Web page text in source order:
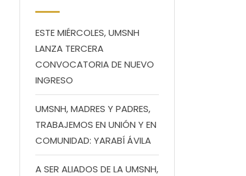
ESTE MIÉRCOLES, UMSNH
LANZA TERCERA
CONVOCATORIA DE NUEVO
INGRESO
UMSNH, MADRES Y PADRES,
TRABAJEMOS EN UNIÓN Y EN
COMUNIDAD: YARABÍ ÁVILA
A SER ALIADOS DE LA UMSNH,